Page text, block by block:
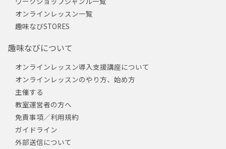
オンラインレッスン一覧
趣味なびSTORES
趣味なびについて
オンラインレッスン導入支援講座について
オンラインレッスンのやり方、始め方
主催する
教室運営者の方へ
免責事項／利用規約
ガイドライン
外部送信について